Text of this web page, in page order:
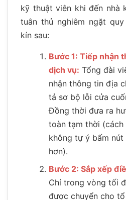
kỹ thuật viên khi đến nhà
tuân thủ nghiêm ngặt
kín sau:
Bước 1: Tiếp nhận
dịch vụ: Tổng đài
nhận thông tin địa
tả sơ bộ lỗi cửa
Đồng thời đưa ra
toàn tạm thời (cách
không tự ý bấm nút
hơn).
Bước 2: Sắp xếp
Chỉ trong vòng tối
được chuyển cho